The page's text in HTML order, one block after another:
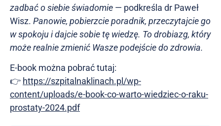
zadbać o siebie świadomie — podkreśla dr Paweł
Wisz. Panowie, pobierzcie poradnik, przeczytajcie go
w spokoju i dajcie sobie tę wiedzę. To drobiazg, który
może realnie zmienić Wasze podejście do zdrowia.
E-book można pobrać tutaj:
👉 https://szpitalnaklinach.pl/wp-
content/uploads/e-book-co-warto-wiedziec-o-raku-
prostaty-2024.pdf